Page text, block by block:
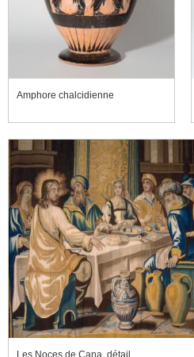
Amphore chalcidienne
Les Noces de Cana, détail